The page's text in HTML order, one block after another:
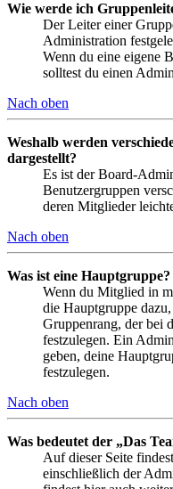
Wie werde ich
Der Leiter einer
Administration
Wenn du eine eigene
solltest du einen
Nach oben
Weshalb werden
dargestellt?
Es ist der Board-
Benutzergruppen
deren Mitglieder
Nach oben
Was ist eine Hauptgruppe?
Wenn du Mitglied in
die Hauptgruppe
Gruppenrang, der bei
festzulegen. Ein
geben, deine
festzulegen.
Nach oben
Was bedeutet der „Das
Auf dieser Seite
einschließlich der